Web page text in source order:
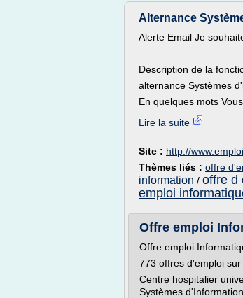
Alternance
Alerte Email Je
Description de la
alternance Systèmes
En quelques mots
Lire la suite
Site : http://
Thèmes liés : offre
information / offre d
emploi
Offre emploi
Offre emploi
773 offres d'emploi
Centre hospitalier
Systèmes